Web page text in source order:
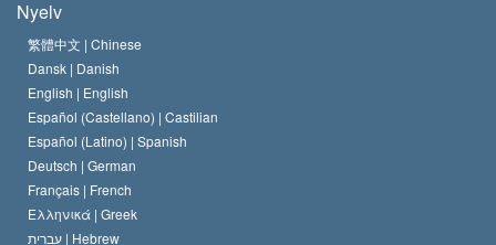
A Szcientológia Egyház hitvallása
A Szcientológus kódex
David Miscavige
Nemzetközi emberi jogi standardok
Nyilatkozat a vallásról
Nyelv
繁體中文 | Chinese
Dansk | Danish
English | English
Español (Castellano) | Castilian
Español (Latino) | Spanish
Deutsch | German
Français | French
Ελληνικά | Greek
עברית | Hebrew